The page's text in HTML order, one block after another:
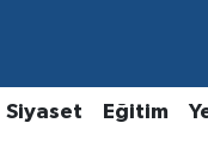
Siyaset Eğitim